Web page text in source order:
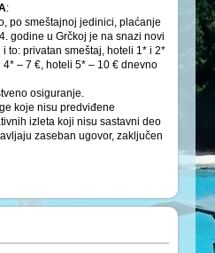
:
po smeštajnoj jedinici, plaćanje
godine u Grčkoj je na snazi novi
to: privatan smeštaj, hoteli 1* i 2*
– 7 €, hoteli 5* – 10 € dnevno
osiguranje.
koje nisu predviđene
izleta koji nisu sastavni deo
zaseban ugovor, zaključen